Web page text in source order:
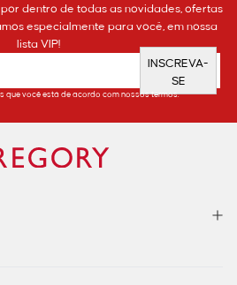
dentro de todas as novidades, ofertas
especialmente para você, em nossa
lista VIP!
INSCREVA-
SE
que você está de acordo com nossos termos.